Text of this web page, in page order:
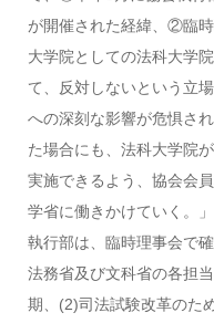
が開催された経緯、②臨
大学院としての法科大学
て、反対しないという立
への深刻な影響が危惧さ
た場合にも、法科大学院
実施できるよう、協会会
学省に働きかけていく。
執行部は、臨時理事会で
法務省及び文科省の各担
期、(2)司法試験改革のた